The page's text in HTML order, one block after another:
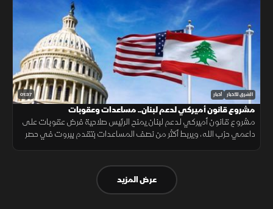
01:37 الشرق للأخبار أخبار
مشروع قانون أميركي لدعم لبنان.. مساعدات وعقوبات
مشروع قانون أميركي لدعم لبنان يمنح الرئيس صلاحية فرض عقوبات على
داعمي حزب الله، ويربط أكثر من نصف المساعدات بتقدم بيروت في حصر
عرض المزيد